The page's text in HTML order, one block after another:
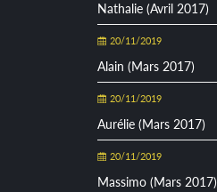
Nathalie (Avril 2017)
20/11/2019
Alain (Mars 2017)
20/11/2019
Aurélie (Mars 2017)
20/11/2019
Massimo (Mars 2017)